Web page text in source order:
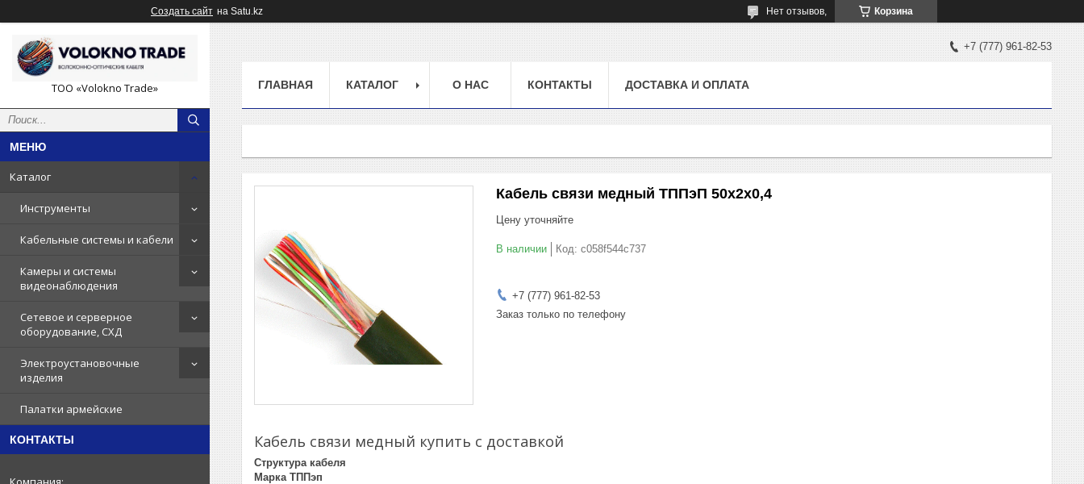
Создать сайт на Satu.kz Корзина
Нет отзывов,
ТОО «Volokno Trade»
Каталог
Инструменты
Кабельные системы и кабели
Камеры и системы
видеонаблюдения
Сетевое и серверное
оборудование, СХД
Электроустановочные
изделия
Палатки армейские
КОНТАКТЫ
+7 (777) 961-82-53
ГЛАВНАЯ КАТАЛОГ О НАС КОНТАКТЫ ДОСТАВКА И ОПЛАТА
Кабель связи медный ТППэП 50х2х0,4
Цену уточняйте
В наличии Код: c058f544c737
+7 (777) 961-82-53
Заказ только по телефону
Кабель связи медный купить с доставкой
Структура кабеля
Марка ТППэп